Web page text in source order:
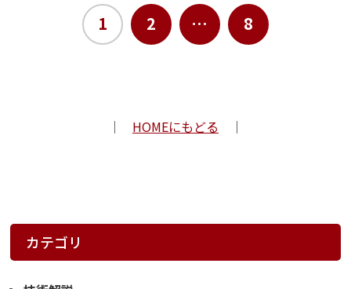
1 2 … 8
｜ HOMEにもどる ｜
カテゴリ